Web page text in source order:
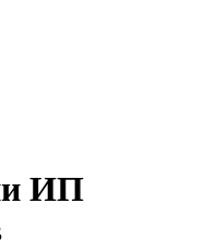
ИП